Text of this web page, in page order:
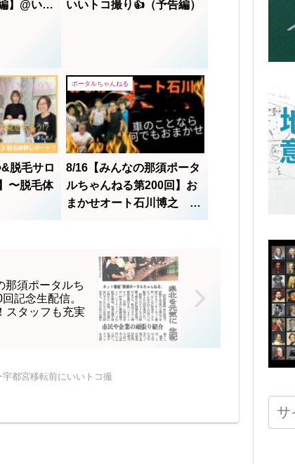
】@いい
いいトコ撮り👍（予告編）
脱毛サロ
〜脱毛体
ポータルちゃんねる
8/16【みんなの那須ポータ
ルちゃんねる第200回】お
まかせオート石川博之
MC：レク(八木澤玲玖)・ボ
那須ポータルち
記念生配信。
タッフも充実
都宮移転前にいいトコ撮